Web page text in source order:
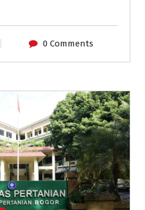
0 Comments